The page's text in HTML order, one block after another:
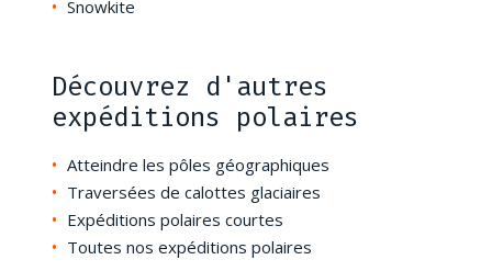
Snowkite
Découvrez d'autres
expéditions polaires
Atteindre les pôles géographiques
Traversées de calottes glaciaires
Expéditions polaires courtes
Toutes nos expéditions polaires